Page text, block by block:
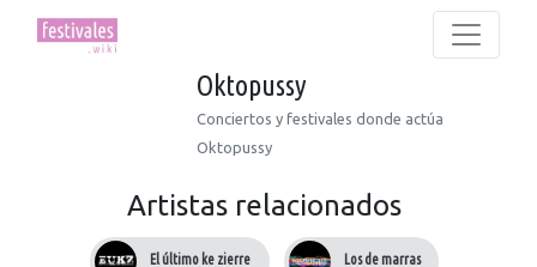
Oktopussy
Conciertos y festivales donde actúa
Oktopussy
Artistas relacionados
El último ke zierre Los de marras